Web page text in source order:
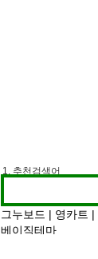
1. 추천검색어
3. 작가인터뷰
그누보드 | 영카트 |
베이직테마